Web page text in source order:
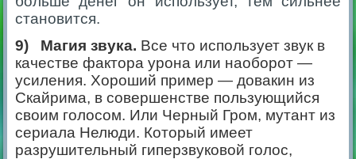
становится.
9) Магия звука. Все что использует звук в
качестве фактора урона или наоборот —
усиления. Хороший пример — довакин из
Скайрима, в совершенстве пользующийся
своим голосом. Или Черный Гром, мутант из
сериала Нелюди. Который имеет
разрушительный гиперзвуковой голос,